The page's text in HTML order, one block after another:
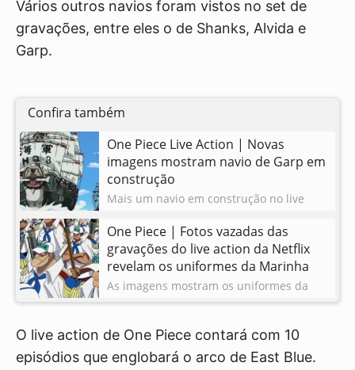
Vários outros navios foram vistos no set de
gravações, entre eles o de Shanks, Alvida e
Garp.
Confira também
One Piece Live Action | Novas
imagens mostram navio de Garp em
construção
Mais um navio em construção no live
o de Monkey D. Garp. Confira as fotos
dos bastidores!
23/03/2022
One Piece | Fotos vazadas das
gravações do live action da Netflix
revelam os uniformes da Marinha
As imagens mostram os uniformes da
Marinha, com seu logotipo característico,
Confira!
O live action de One Piece contará com 10
episódios que englobará o arco de East Blue.